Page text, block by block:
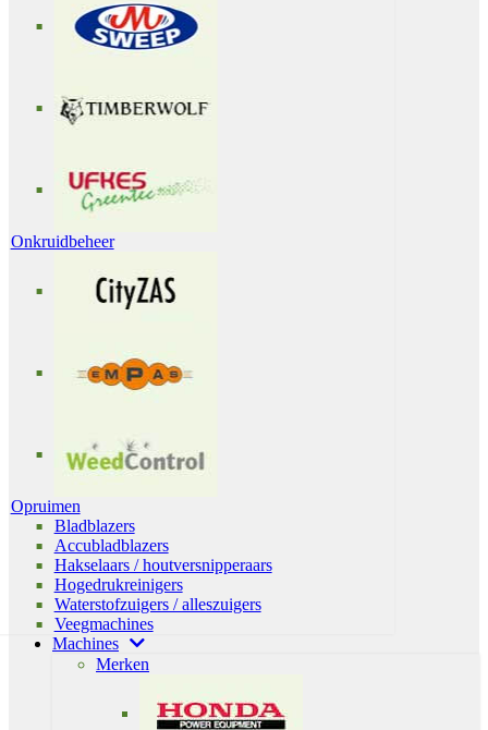
Onkruidbeheer
Opruimen
Bladblazers
Accubladblazers
Hakselaars / houtversnipperaars
Hogedrukreinigers
Waterstofzuigers / alleszuigers
Veegmachines
Machines
Merken